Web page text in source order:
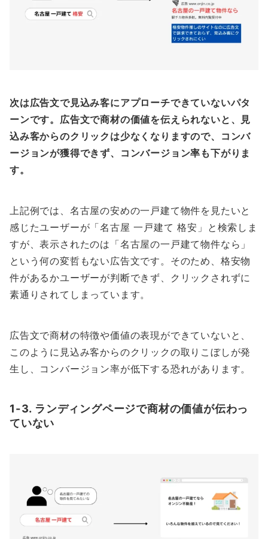
次は広告文で見込み客にアプローチできていないパタ
ーンです。広告文で商材の価値を伝えられないと、見
込み客からのクリックは少なくなりますので、コンバ
ージョンが獲得できず、コンバージョン率も下がりま
す。
上記例では、名古屋の安めの一戸建て物件を見たいと
感じたユーザーが「名古屋 一戸建て 格安」と検索しま
すが、表示されたのは「名古屋の一戸建て物件なら」
という何の変哲もない広告文です。そのため、格安物
件があるかユーザーが判断できず、クリックされずに
素通りされてしまっています。
広告文で商材の特徴や価値の表現ができていないと、
このように見込み客からのクリックの取りこぼしが発
生し、コンバージョン率が低下する恐れがあります。
1-3. ランディングページで商材の価値が伝わっ
ていない